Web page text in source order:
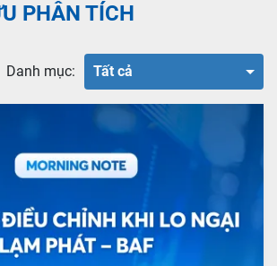
PHÂN TÍCH
Danh mục: Tất cả